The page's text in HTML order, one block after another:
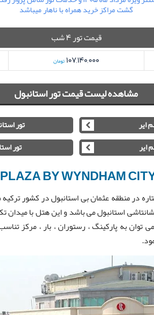
گشت مراکز خرید همراه با ناهار میباشد
قیمت تور 4 شب
107,140,000 تومان
مشاهده لیست قیمت تور استانبول
تور استانبول 4
تور
BY WYNDHAM
در منطقه عثمان بی استانبول در کشور